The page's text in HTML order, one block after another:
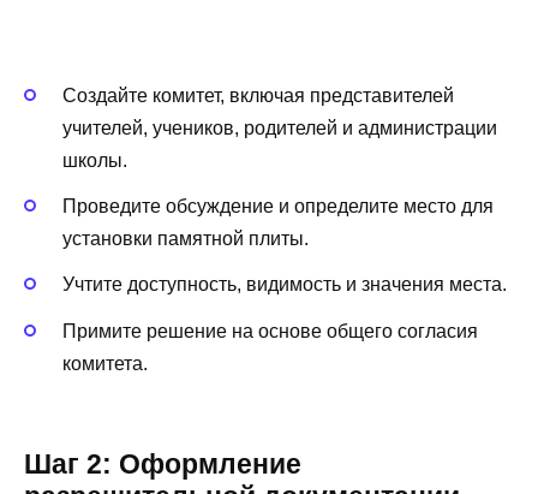
Создайте комитет, включая представителей
учителей, учеников, родителей и администрации
школы.
Проведите обсуждение и определите место для
установки памятной плиты.
Учтите доступность, видимость и значения места.
Примите решение на основе общего согласия
комитета.
Шаг 2: Оформление